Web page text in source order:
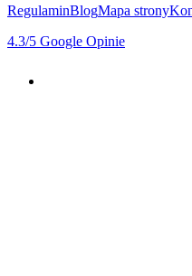
RegulaminBlogMapa strony
4.3/5 Google Opinie